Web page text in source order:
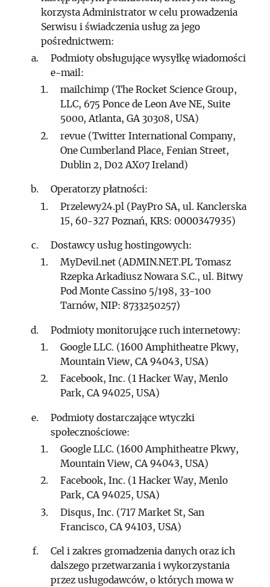
korzysta Administrator w celu prowadzenia
Serwisu i świadczenia usług za jego
pośrednictwem:
Podmioty obsługujące wysyłkę wiadomości
e-mail:
mailchimp (The Rocket Science Group,
LLC, 675 Ponce de Leon Ave NE, Suite
5000, Atlanta, GA 30308, USA)
revue (Twitter International Company,
One Cumberland Place, Fenian Street,
Dublin 2, D02 AX07 Ireland)
Operatorzy płatności:
Przelewy24.pl (PayPro SA, ul. Kanclerska
15, 60-327 Poznań, KRS: 0000347935)
Dostawcy usług hostingowych:
MyDevil.net (ADMIN.NET.PL Tomasz
Rzepka Arkadiusz Nowara S.C., ul. Bitwy
Pod Monte Cassino 5/198, 33-100
Tarnów, NIP: 8733250257)
Podmioty monitorujące ruch internetowy:
Google LLC. (1600 Amphitheatre Pkwy,
Mountain View, CA 94043, USA)
Facebook, Inc. (1 Hacker Way, Menlo
Park, CA 94025, USA)
Podmioty dostarczające wtyczki
społecznościowe:
Google LLC. (1600 Amphitheatre Pkwy,
Mountain View, CA 94043, USA)
Facebook, Inc. (1 Hacker Way, Menlo
Park, CA 94025, USA)
Disqus, Inc. (717 Market St, San
Francisco, CA 94103, USA)
Cel i zakres gromadzenia danych oraz ich
dalszego przetwarzania i wykorzystania
przez usługodawców, o których mowa w